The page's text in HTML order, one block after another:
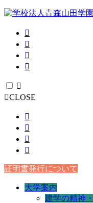
CLOSE
証明書発行について
大学案内
建学の精神